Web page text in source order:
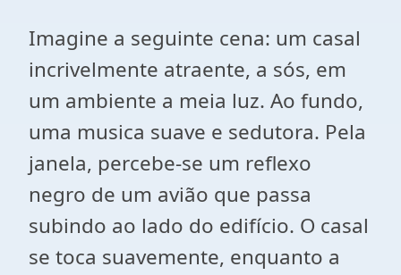
Imagine a seguinte cena: um casal
incrivelmente atraente, a sós, em
um ambiente a meia luz. Ao fundo,
uma musica suave e sedutora. Pela
janela, percebe-se um reflexo
negro de um avião que passa
subindo ao lado do edifício. O casal
se toca suavemente, enquanto a